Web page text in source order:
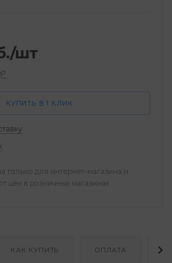
/шт
КУПИТЬ В 1 КЛИК
только для интернет-магазина и
цен в розничных магазинах
КАК КУПИТЬ ОПЛАТА